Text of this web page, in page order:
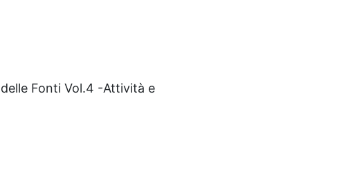
Fonti Vol.4 -Attività e